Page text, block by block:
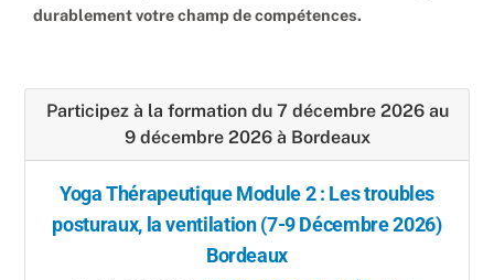
durablement votre champ de compétences.
Participez à la formation du 7 décembre 2026 au
9 décembre 2026 à Bordeaux
Yoga Thérapeutique Module 2 : Les troubles
posturaux, la ventilation (7-9 Décembre 2026)
Bordeaux